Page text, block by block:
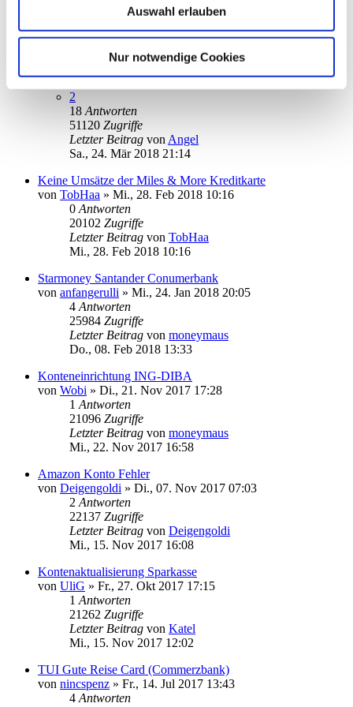
Auswahl erlauben
Nur notwendige Cookies
Letzter Beitragvonaudiolet
Do., 26. Jul 2018 20:02
Sparkasse Konto einrichten
Di., 13. Mär 2018 15:14
2
18 Antworten
51120 Zugriffe
Letzter Beitrag von Angel
Sa., 24. Mär 2018 21:14
Keine Umsätze der Miles & More Kreditkarte
von TobHaa » Mi., 28. Feb 2018 10:16
0 Antworten
20102 Zugriffe
Letzter Beitrag von TobHaa
Mi., 28. Feb 2018 10:16
Starmoney Santander Conumerbank
von anfangerulli » Mi., 24. Jan 2018 20:05
4 Antworten
25984 Zugriffe
Letzter Beitrag von moneymaus
Do., 08. Feb 2018 13:33
Konteneinrichtung ING-DIBA
von Wobi » Di., 21. Nov 2017 17:28
1 Antworten
21096 Zugriffe
Letzter Beitrag von moneymaus
Mi., 22. Nov 2017 16:58
Amazon Konto Fehler
von Deigengoldi » Di., 07. Nov 2017 07:03
2 Antworten
22137 Zugriffe
Letzter Beitrag von Deigengoldi
Mi., 15. Nov 2017 16:08
Kontenaktualisierung Sparkasse
von UliG » Fr., 27. Okt 2017 17:15
1 Antworten
21262 Zugriffe
Letzter Beitrag von Katel
Mi., 15. Nov 2017 12:02
TUI Gute Reise Card (Commerzbank)
von nincspenz » Fr., 14. Jul 2017 13:43
4 Antworten